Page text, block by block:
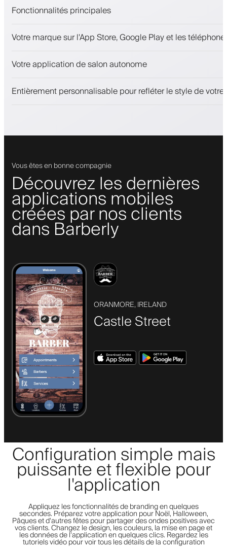
Fonctionnalités principales
Paiements, caution
Fidélisez les clients avec un programme de fidélité
Votre marque sur l'App Store, Google Play et les
Votre application de salon autonome
Entièrement personnalisable pour refléter le style de
Vous êtes en bonne compagnie
Découvrez les dernières
applications mobiles
créées par nos clients
dans Barberly
ORANMORE, IRELAND
Castle Street
Configuration simple mais
puissante et flexible pour
l'application
Appliquez les fonctionnalités de branding en quelques
secondes. Préparez votre application pour Noël, Halloween,
Pâques et d'autres fêtes pour partager des ondes positives avec
vos clients. Changez le design, les couleurs, la mise en page et
les données de l'application en quelques clics. Regardez les
tutoriels vidéo pour voir tous les détails de la configuration